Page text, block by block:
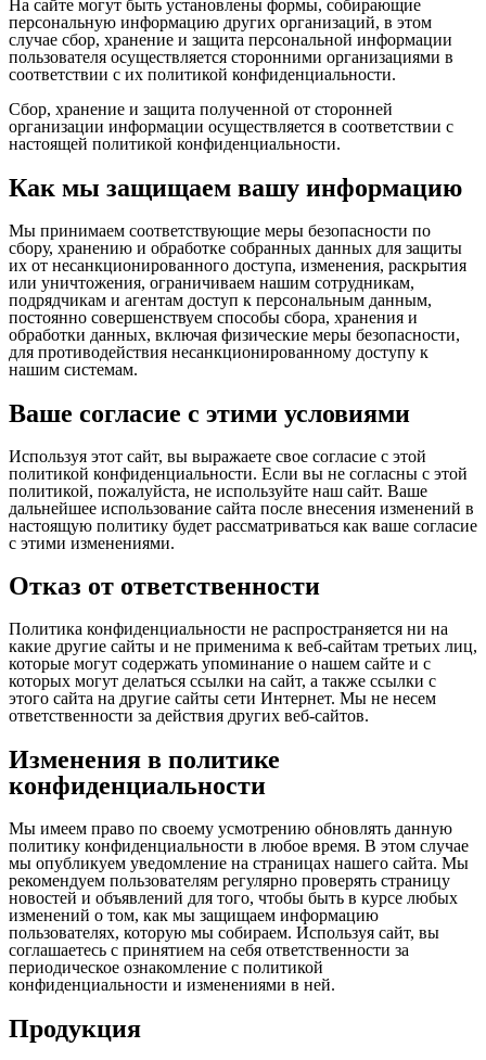
На сайте могут быть установлены формы, собирающие
персональную информацию других организаций, в этом
случае сбор, хранение и защита персональной информации
пользователя осуществляется сторонними организациями в
соответствии с их политикой конфиденциальности.
Сбор, хранение и защита полученной от сторонней
организации информации осуществляется в соответствии с
настоящей политикой конфиденциальности.
Как мы защищаем вашу информацию
Мы принимаем соответствующие меры безопасности по
сбору, хранению и обработке собранных данных для защиты
их от несанкционированного доступа, изменения, раскрытия
или уничтожения, ограничиваем нашим сотрудникам,
подрядчикам и агентам доступ к персональным данным,
постоянно совершенствуем способы сбора, хранения и
обработки данных, включая физические меры безопасности,
для противодействия несанкционированному доступу к
нашим системам.
Ваше согласие с этими условиями
Используя этот сайт, вы выражаете свое согласие с этой
политикой конфиденциальности. Если вы не согласны с этой
политикой, пожалуйста, не используйте наш сайт. Ваше
дальнейшее использование сайта после внесения изменений в
настоящую политику будет рассматриваться как ваше согласие
с этими изменениями.
Отказ от ответственности
Политика конфиденциальности не распространяется ни на
какие другие сайты и не применима к веб-сайтам третьих лиц,
которые могут содержать упоминание о нашем сайте и с
которых могут делаться ссылки на сайт, а также ссылки с
этого сайта на другие сайты сети Интернет. Мы не несем
ответственности за действия других веб-сайтов.
Изменения в политике
конфиденциальности
Мы имеем право по своему усмотрению обновлять данную
политику конфиденциальности в любое время. В этом случае
мы опубликуем уведомление на страницах нашего сайта. Мы
рекомендуем пользователям регулярно проверять страницу
новостей и объявлений для того, чтобы быть в курсе любых
изменений о том, как мы защищаем информацию
пользователях, которую мы собираем. Используя сайт, вы
соглашаетесь с принятием на себя ответственности за
периодическое ознакомление с политикой
конфиденциальности и изменениями в ней.
Продукция